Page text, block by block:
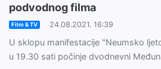
podvodnog filma
Film & TV 24.08.2021. 16:39
U sklopu manifestacije "Neumsko
u 19.30 sati počinje dvodnevni